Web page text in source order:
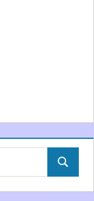
Suchen